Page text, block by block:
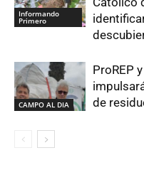
Informando
Primero
CAMPO AL DIA
ProREP
de